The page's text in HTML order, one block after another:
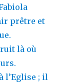
prêtre et
là où
l’Eglise ; il